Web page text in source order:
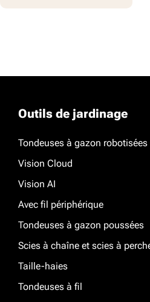
Outils de jardinage
Tondeuses à gazon robotisées
Vision Cloud
Vision AI
Avec fil périphérique
Tondeuses à gazon poussées
Scies à chaîne et scies à
Taille-haies
Tondeuses à fil